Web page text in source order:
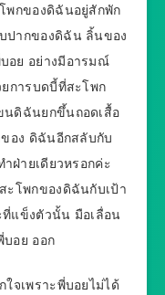
พกของดิฉันอยู่สักพัก
ปากของดิฉัน ลิ้นของ
อย อย่างมีอารมณ์
การบดบี้ที่สะโพก
นดิฉันยกขึ้นถอดเสื้อ
ของ ดิฉันอีกสลับกับ
ฝ่ายเดียวหรอกค่ะ
ะโพกของดิฉันกับเป้า
ที่แข็งตัวนั้น มือเลื่อน
อย ออก
จเพราะพี่บอยไม่ได้